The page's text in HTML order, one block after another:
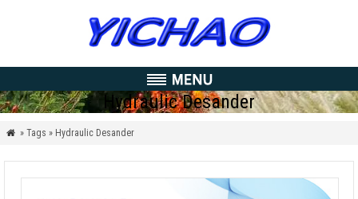
Hydraulic Desander
 » Tags » Hydraulic Desander